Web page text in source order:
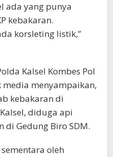
ada yang punya
kebakaran.
korsleting listik,”
Kalsel Kombes Pol
media menyampaikan,
kebakaran di
diduga api
Gedung Biro SDM.
oleh